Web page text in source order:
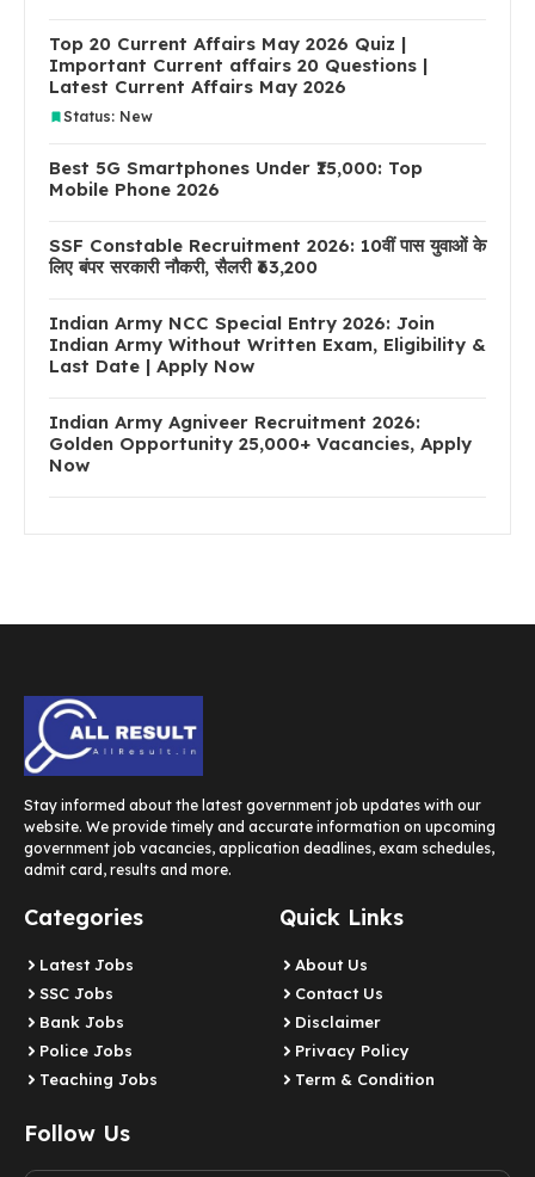
Top 20 Current Affairs May 2026 Quiz |
Important Current affairs 20 Questions |
Latest Current Affairs May 2026
Status: New
Best 5G Smartphones Under ₹15,000: Top
Mobile Phone 2026
SSF Constable Recruitment 2026: 10वीं पास युवाओं के
लिए बंपर सरकारी नौकरी, सैलरी ₹63,200
Indian Army NCC Special Entry 2026: Join
Indian Army Without Written Exam, Eligibility &
Last Date | Apply Now
Indian Army Agniveer Recruitment 2026:
Golden Opportunity 25,000+ Vacancies, Apply
Now
Stay informed about the latest government job updates with our
website. We provide timely and accurate information on upcoming
government job vacancies, application deadlines, exam schedules,
admit card, results and more.
Categories
Latest Jobs
SSC Jobs
Bank Jobs
Police Jobs
Teaching Jobs
Quick Links
About Us
Contact Us
Disclaimer
Privacy Policy
Term & Condition
Follow Us